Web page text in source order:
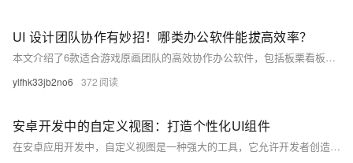
UI 设计团队协作有妙招！哪类办公软件能拔高效率？
本文介绍了6款适合游戏原画团队的高效协作办公软件，包括板栗看板及5款国外软件。这些软件通过可视化任务管理、灵活的任务分配、强大的文件管理和版本控制、便捷的沟通机制等功能，帮助团队提升创作效率，促进成员间无缝协作，适应不同规模和需求的游戏原画项目。
ylfhk33jb2no6 372
安卓开发中的自定义视图：打造个性化UI组件
在安卓应用开发中，自定义视图是一种强大的工具，它允许开发者创造独一无二的用户界面元素，从而提升应用的外观和用户体验。本文将通过一个简单的自定义视图示例，引导你了解如何在安卓项目中实现自定义组件，并探讨其背后的技术原理。我们将从基础的View类讲起，逐步深入到绘图、事件处理以及性能优化等方面。无论你是初学者还是有经验的开发者，这篇文章都将为你提供有价值的见解和技巧。